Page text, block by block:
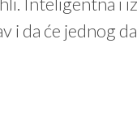
i da će jednog